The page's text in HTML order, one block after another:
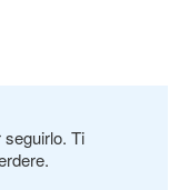
seguirlo. Ti